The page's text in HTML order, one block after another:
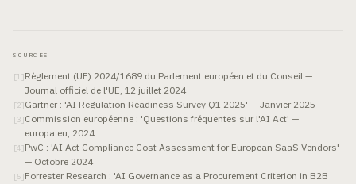
SOURCES
[1 ]Règlement (UE) 2024/1689 du Parlement européen et du Conseil —
Journal officiel de l'UE, 12 juillet 2024
[2]Gartner : 'AI Regulation Readiness Survey Q1 2025' — Janvier 2025
[ 3]Commission européenne : 'Questions fréquentes sur l'AI Act' —
europa.eu, 2024
[4 ]PwC : 'AI Act Compliance Cost Assessment for European SaaS Vendors'
— Octobre 2024
[5]Forrester Research : 'AI Governance as a Procurement Criterion in B2B